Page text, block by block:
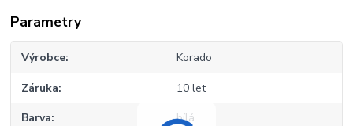
Parametry
Výrobce Korado
Záruka 10 let
Barva bílá